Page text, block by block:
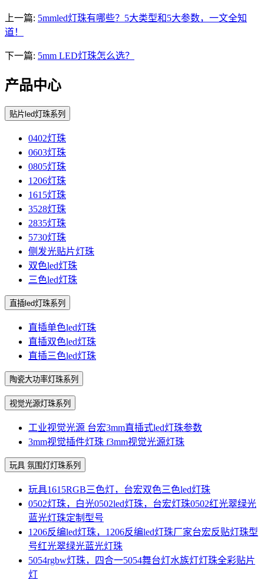
上一篇: 5mmled灯珠有哪些？5大类型和5大参数，一文全知
道！
下一篇: 5mm LED灯珠怎么选？
产品中心
贴片led灯珠系列
0402灯珠
0603灯珠
0805灯珠
1206灯珠
1615灯珠
3528灯珠
2835灯珠
5730灯珠
侧发光贴片灯珠
双色led灯珠
三色led灯珠
直插led灯珠系列
直插单色led灯珠
直插双色led灯珠
直插三色led灯珠
陶瓷大功率灯珠系列
视觉光源灯珠系列
工业视觉光源 台宏3mm直插式led灯珠参数
3mm视觉插件灯珠 f3mm视觉光源灯珠
玩具 氛围灯灯珠系列
玩具1615RGB三色灯，台宏双色三色led灯珠
0502灯珠，白光0502led灯珠，台宏灯珠0502红光翠绿光
蓝光灯珠定制型号
1206反编led灯珠，1206反编led灯珠厂家台宏反贴灯珠型
号红光翠绿光蓝光灯珠
5054rgbw灯珠，四合一5054舞台灯水族灯灯珠全彩贴片
灯